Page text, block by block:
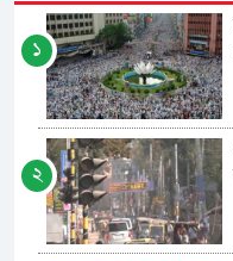
১
২